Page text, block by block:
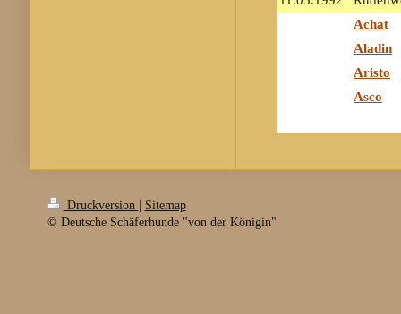
Achat
Aladin
Aristo
Asco
Druckversion
Sitemap
© Deutsche Schäferhunde "von der Königin"